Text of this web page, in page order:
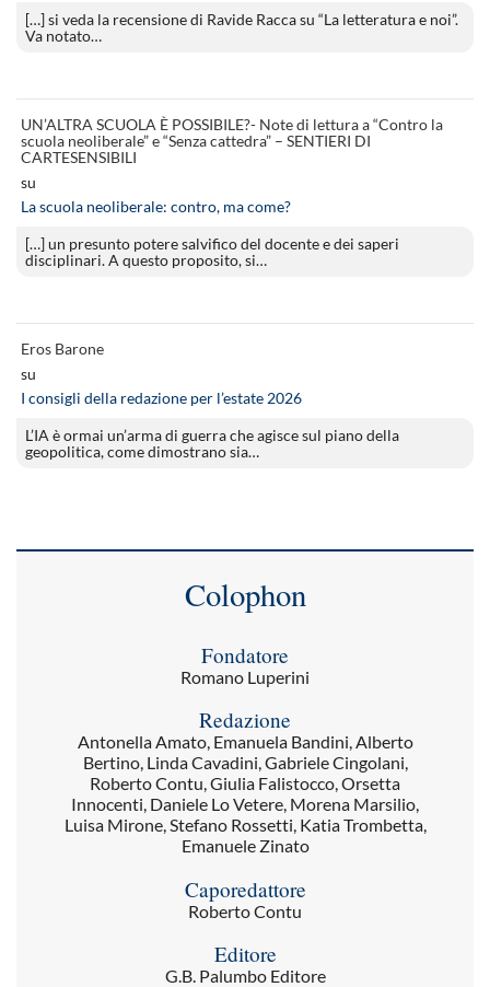
[…] si veda la recensione di Ravide Racca su “La letteratura e noi”.
Va notato…
UN’ALTRA SCUOLA È POSSIBILE?- Note di lettura a “Contro la
scuola neoliberale” e “Senza cattedra” – SENTIERI DI
CARTESENSIBILI
su
La scuola neoliberale: contro, ma come?
[…] un presunto potere salvifico del docente e dei saperi
disciplinari. A questo proposito, si…
Eros Barone
su
I consigli della redazione per l’estate 2026
L’IA è ormai un’arma di guerra che agisce sul piano della
geopolitica, come dimostrano sia…
Colophon
Fondatore
Romano Luperini
Redazione
Antonella Amato, Emanuela Bandini, Alberto
Bertino, Linda Cavadini, Gabriele Cingolani,
Roberto Contu, Giulia Falistocco, Orsetta
Innocenti, Daniele Lo Vetere, Morena Marsilio,
Luisa Mirone, Stefano Rossetti, Katia Trombetta,
Emanuele Zinato
Caporedattore
Roberto Contu
Editore
G.B. Palumbo Editore